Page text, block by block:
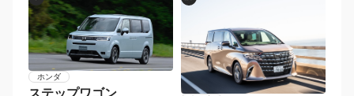
ホンダ